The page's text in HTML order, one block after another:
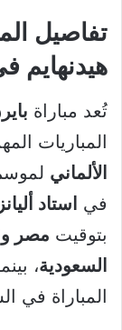
تفاصيل
هيدنهايم
تُعد مباراة
المباريات
الألماني
في استاد
بتوقيت مصر
السعودية،
المباراة في الساعة